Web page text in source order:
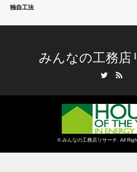
独自工法
みんなの工務店
©みんなの工務店リサーチ. All